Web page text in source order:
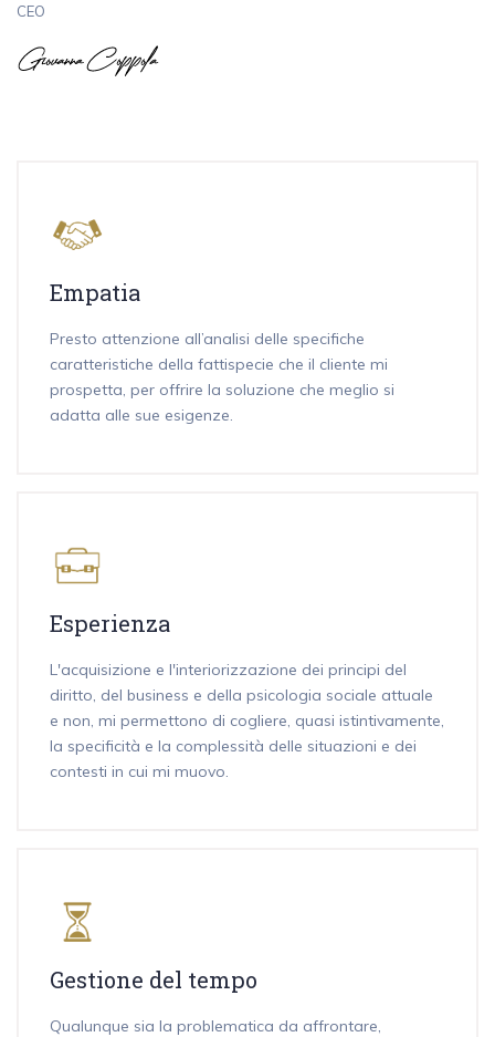
CEO
Empatia
Presto attenzione all’analisi delle specifiche
caratteristiche della fattispecie che il cliente mi
prospetta, per offrire la soluzione che meglio si
adatta alle sue esigenze.
Esperienza
L'acquisizione e l'interiorizzazione dei principi del
diritto, del business e della psicologia sociale attuale
e non, mi permettono di cogliere, quasi istintivamente,
la specificità e la complessità delle situazioni e dei
contesti in cui mi muovo.
Gestione del tempo
Qualunque sia la problematica da affrontare,